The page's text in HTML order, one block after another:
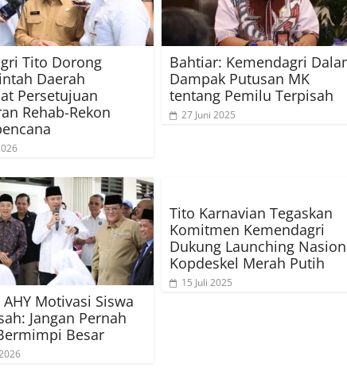
Tito Dorong
Daerah
Persetujuan
Rehab-Rekon
Bahtiar: Kemendagri
Dampak Putusan MK
tentang Pemilu Terpisah
27 Juni 2025
Motivasi Siswa
Jangan Pernah
Besar
Tito Karnavian Tegaskan
Komitmen Kemendagri
Dukung Launching
Kopdeskel Merah Putih
15 Juli 2025